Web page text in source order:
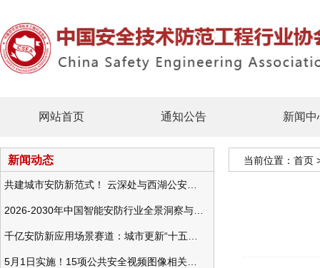
网站首页 通知公告 新闻中
新闻动态 当前位置： 首页